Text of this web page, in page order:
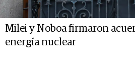
Milei y Noboa firmaron
energía nuclear